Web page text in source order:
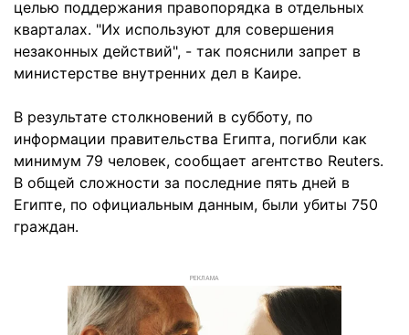
целью поддержания правопорядка в отдельных
кварталах. "Их используют для совершения
незаконных действий", - так пояснили запрет в
министерстве внутренних дел в Каире.
В результате столкновений в субботу, по
информации правительства Египта, погибли как
минимум 79 человек, сообщает агентство Reuters.
В общей сложности за последние пять дней в
Египте, по официальным данным, были убиты 750
граждан.
РЕКЛАМА